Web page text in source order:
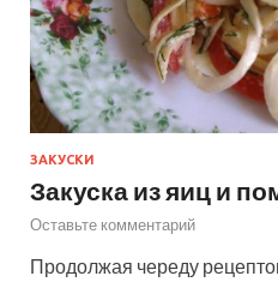
ЗАКУСКИ
Закуска из яиц и
Оставьте комментарий
Продолжая череду